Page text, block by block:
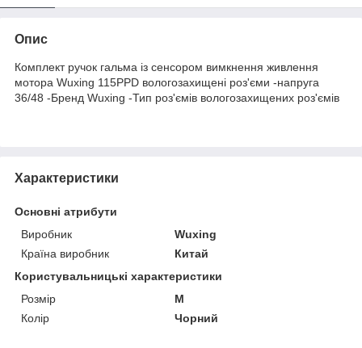
Опис
Комплект ручок гальма із сенсором вимкнення живлення
мотора Wuxing 115PPD вологозахищені роз'єми -напруга
36/48 -Бренд Wuxing -Тип роз'ємів вологозахищених роз'ємів
Характеристики
Основні атрибути
Виробник
Wuxing
Країна виробник
Китай
Користувальницькі характеристики
Розмір
M
Колір
Чорний